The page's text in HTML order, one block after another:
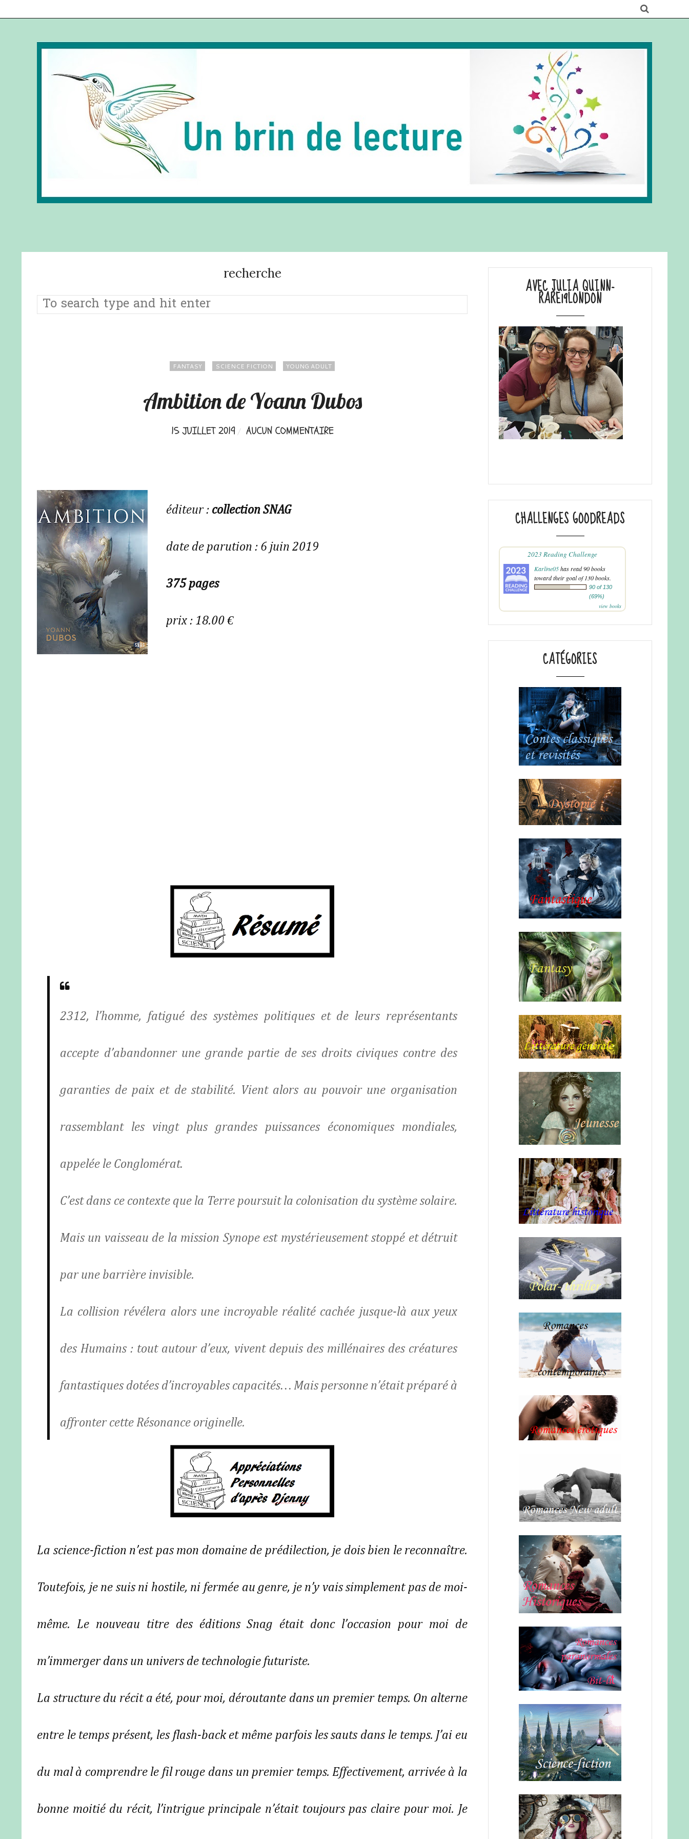
recherche
FANTASY SCIENCE FICTION YOUNG ADULT
Ambition de Yoann Dubos
15 JUILLET 2019 AUCUN COMMENTAIRE
éditeur : collection SNAG
date de parution : 6 juin 2019
375 pages
prix : 18.00 €
2312, l’homme, fatigué des systèmes politiques et de leurs représentants
accepte d’abandonner une grande partie de ses droits civiques contre des
garanties de paix et de stabilité. Vient alors au pouvoir une organisation
rassemblant les vingt plus grandes puissances économiques mondiales,
appelée le Conglomérat.
C’est dans ce contexte que la Terre poursuit la colonisation du système solaire.
Mais un vaisseau de la mission Synope est mystérieusement stoppé et détruit
par une barrière invisible.
La collision révélera alors une incroyable réalité cachée jusque-là aux yeux
des Humains : tout autour d’eux, vivent depuis des millénaires des créatures
fantastiques dotées d’incroyables capacités… Mais personne n’était préparé à
affronter cette Résonance originelle.
La science-fiction n’est pas mon domaine de prédilection, je dois bien le reconnaître.
Toutefois, je ne suis ni hostile, ni fermée au genre, je n’y vais simplement pas de moi-
même. Le nouveau titre des éditions Snag était donc l’occasion pour moi de
m’immerger dans un univers de technologie futuriste.
La structure du récit a été, pour moi, déroutante dans un premier temps. On alterne
entre le temps présent, les flash-back et même parfois les sauts dans le temps. J’ai eu
du mal à comprendre le fil rouge dans un premier temps. Effectivement, arrivée à la
bonne moitié du récit, l’intrigue principale n’était toujours pas claire pour moi. Je
AVEC JULIA QUINN-
RARE19LONDON
CHALLENGES GOODREADS
2023 Reading Challenge
Karline05has read 90 books
toward their goal of 130 books.
90 of 130
(69%)
view books
CATÉGORIES